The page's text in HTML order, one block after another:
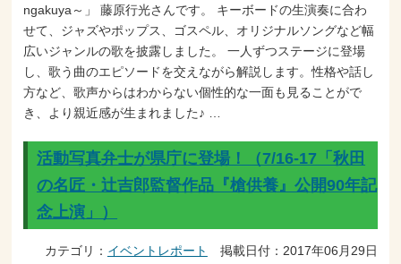
ngakuya～」 藤原行光さんです。 キーボードの生演奏に合わ
せて、ジャズやポップス、ゴスペル、オリジナルソングなど幅
広いジャンルの歌を披露しました。 一人ずつステージに登場
し、歌う曲のエピソードを交えながら解説します。性格や話し
方など、歌声からはわからない個性的な一面も見ることがで
き、より親近感が生まれました♪ …
活動写真弁士が県庁に登場！（7/16-17「秋田
の名匠・辻吉郎監督作品『槍供養』公開90年記
念上演」）
カテゴリ： イベントレポート 掲載日付：2017年06月29日